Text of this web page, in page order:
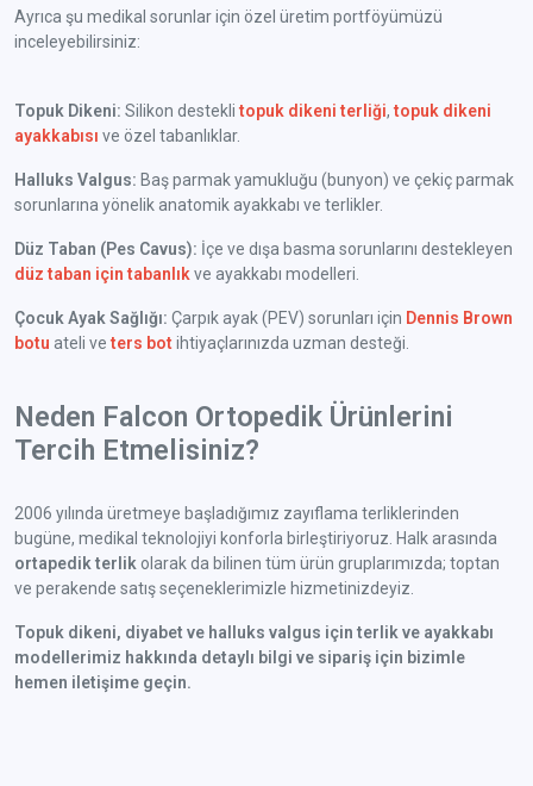
Ayrıca şu medikal sorunlar için özel üretim portföyümüzü
inceleyebilirsiniz:
Topuk Dikeni: Silikon desteklitopuk dikeni terliği,topuk dikeni
ayakkabısı ve özel tabanlıklar.
Halluks Valgus: Baş parmak yamukluğu (bunyon) ve çekiç parmak
sorunlarına yönelik anatomik ayakkabı ve terlikler.
Düz Taban (Pes Cavus): İçe ve dışa basma sorunlarını destekleyen
düz taban için tabanlıkve ayakkabı modelleri.
Çocuk Ayak Sağlığı: Çarpık ayak (PEV) sorunları için Dennis Brown
botu ateli veters botihtiyaçlarınızda uzman desteği.
Neden Falcon Ortopedik Ürünlerini
Tercih Etmelisiniz?
2006 yılında üretmeye başladığımız zayıflama terliklerinden
bugüne, medikal teknolojiyi konforla birleştiriyoruz. Halk arasında
ortapedik terlik olarak da bilinen tüm ürün gruplarımızda; toptan
ve perakende satış seçeneklerimizle hizmetinizdeyiz.
Topuk dikeni, diyabet ve halluks valgus için terlik ve ayakkabı
modellerimiz hakkında detaylı bilgi ve sipariş için bizimle
hemen iletişime geçin.